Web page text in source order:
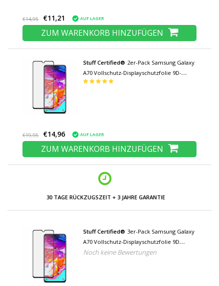
€14,95 €11,21 AUF LAGER
ZUM WARENKORB HINZUFÜGEN
Stuff Certified® 2er-Pack Samsung Galaxy
A70 Vollschutz-Displayschutzfolie 9D-
Glasscheibe aus gehärtetem Glas
€19,95 €14,96 AUF LAGER
ZUM WARENKORB HINZUFÜGEN
30 TAGE RÜCKZUGSZEIT + 3 JAHRE GARANTIE
Stuff Certified® 3er-Pack Samsung Galaxy
A70 Vollschutz-Displayschutzfolie 9D
Hartglasfolie Hartglas
Noch keine Bewertungen